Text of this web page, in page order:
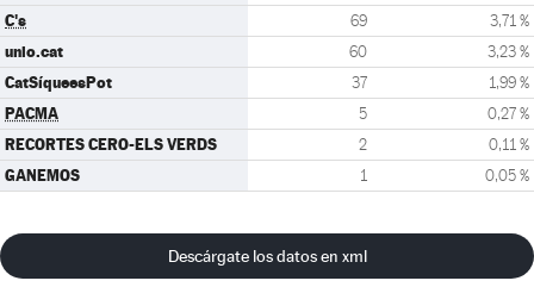
C's 69 3,71 %
unio.cat 60 3,23 %
CatSíqueesPot 37 1,99 %
PACMA 5 0,27 %
RECORTES CERO-ELS VERDS 2 0,11 %
GANEMOS 1 0,05 %
Descárgate los datos en xml